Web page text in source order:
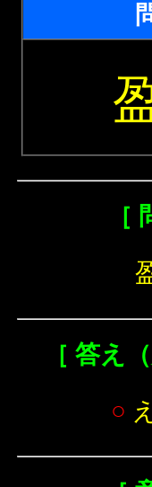
［
［ 答え
○